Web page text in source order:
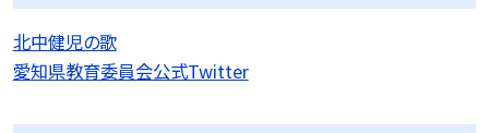
北中健児の歌
愛知県教育委員会公式Twitter